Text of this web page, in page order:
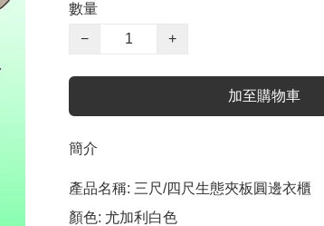
數量
−
+
加至購物車
簡介
產品名稱: 三尺/四尺生態夾板圓邊衣櫃
顏色: 尤加利白色